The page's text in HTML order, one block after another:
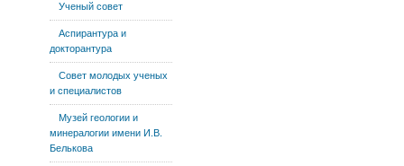
Ученый совет
Аспирантура и
докторантура
Совет молодых ученых
и специалистов
Музей геологии и
минералогии имени И.В.
Белькова